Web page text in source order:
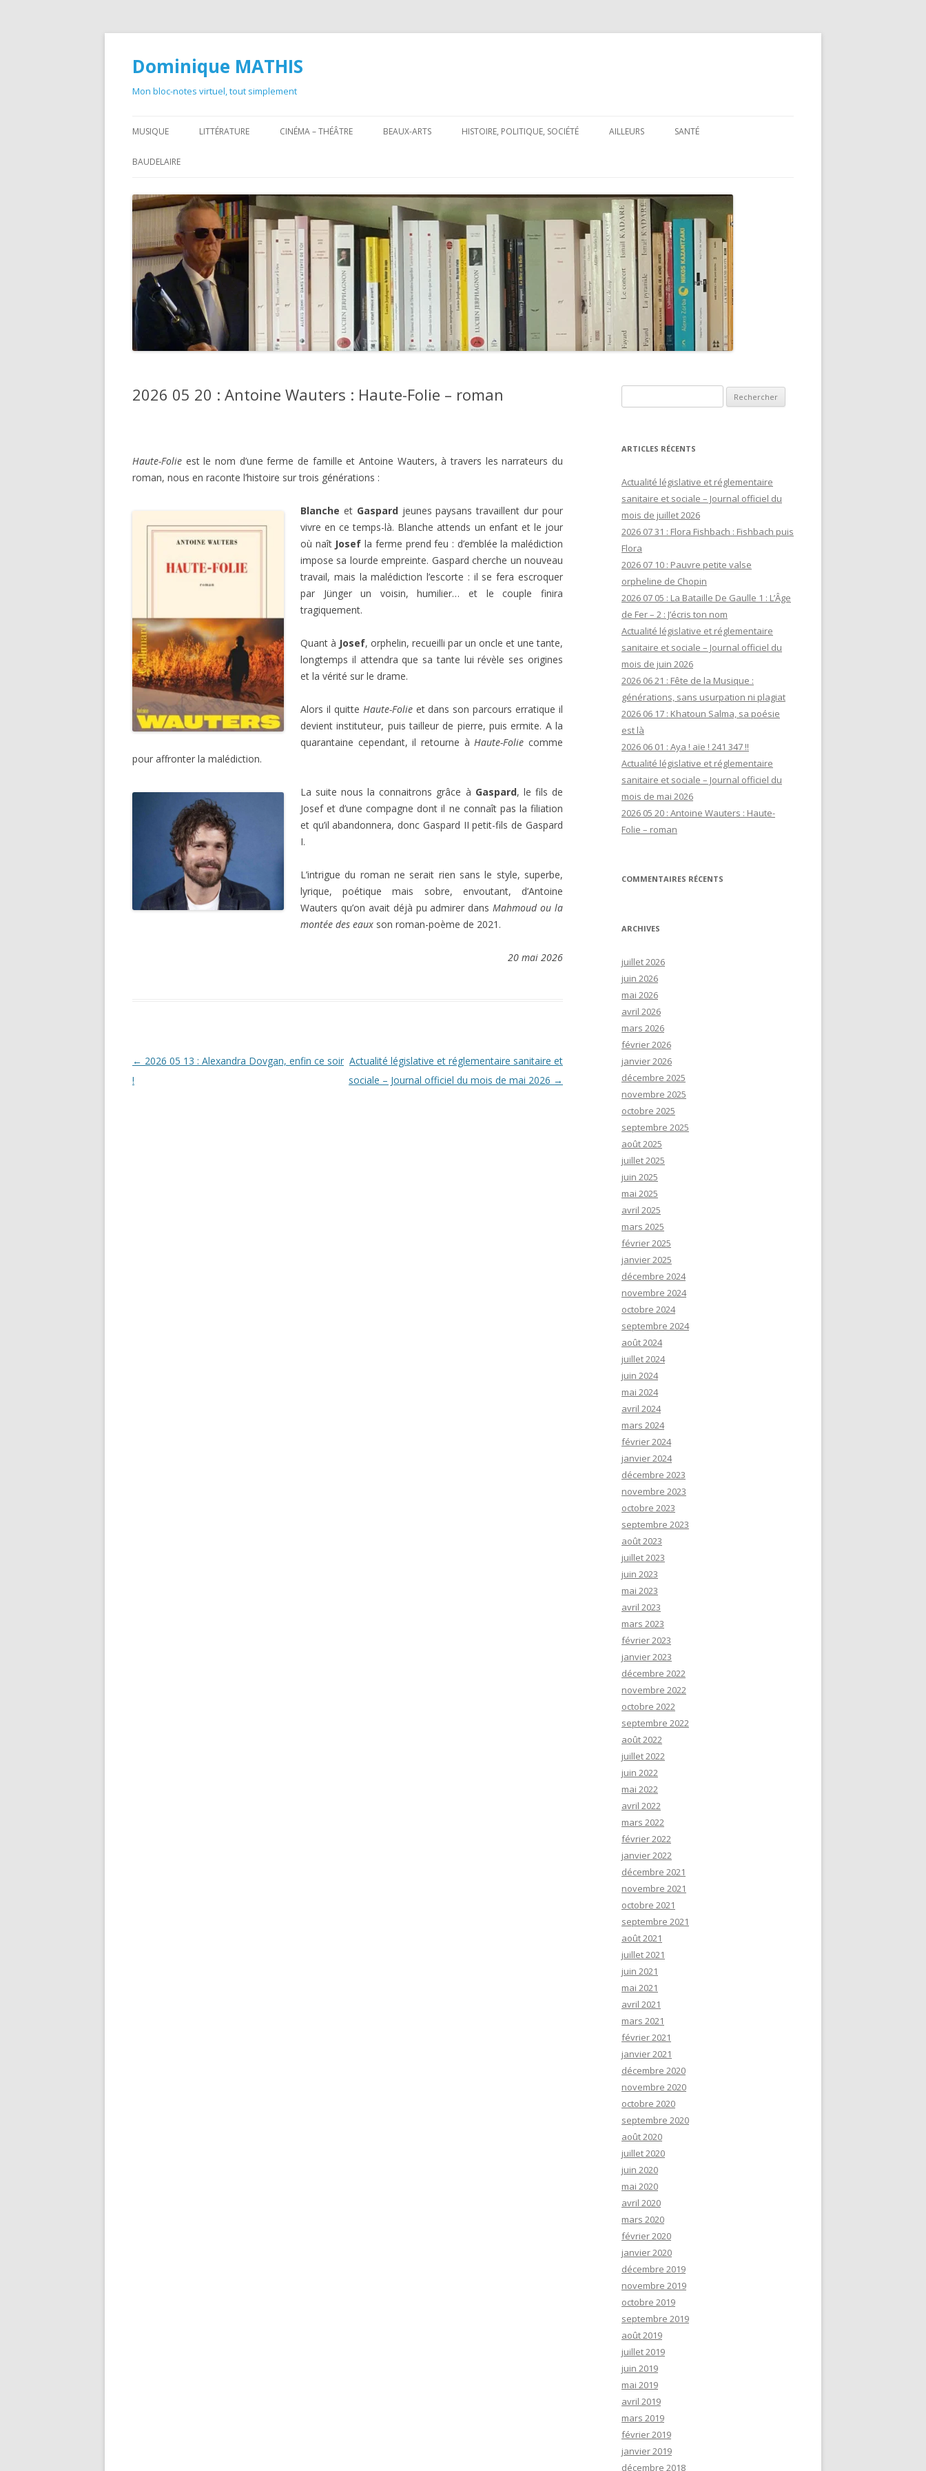
Dominique MATHIS
Mon bloc-notes virtuel, tout simplement
au
contenu
MUSIQUE LITTÉRATURE CINÉMA – THÉÂTRE BEAUX-ARTS HISTOIRE, POLITIQUE, SOCIÉTÉ AILLEURS SANTÉ
SANTÉ : RUBRIQUE LÉGISLATIVE &
RÉGLEMENTAIRE
MON PARCOURS
BAUDELAIRE
2026 05 20 : Antoine Wauters : Haute-Folie – roman
Haute-Folie est le nom d’une ferme de famille et Antoine Wauters, à travers les narrateurs du
roman, nous en raconte l’histoire sur trois générations :
Blanche et Gaspardjeunes paysans travaillent dur pour
vivre en ce temps-là. Blanche attends un enfant et le jour
où naît Josef la ferme prend feu : d’emblée la malédiction
impose sa lourde empreinte. Gaspard cherche un nouveau
travail, mais la malédiction l’escorte : il se fera escroquer
par Jünger un voisin, humilier… et le couple finira
tragiquement.
Quant à Josef, orphelin, recueilli par un oncle et une tante,
longtemps il attendra que sa tante lui révèle ses origines
et la vérité sur le drame.
Alors il quitte Haute-Folieet dans son parcours erratique il
devient instituteur, puis tailleur de pierre, puis ermite. A la
quarantaine cependant, il retourne àHaute-Folie comme
pour affronter la malédiction.
La suite nous la connaitrons grâce à Gaspard, le fils de
Josef et d’une compagne dont il ne connaît pas la filiation
et qu’il abandonnera, donc Gaspard II petit-fils de Gaspard
I.
L’intrigue du roman ne serait rien sans le style, superbe,
lyrique, poétique mais sobre, envoutant, d’Antoine
Wauters qu’on avait déjà pu admirer dansMahmoud ou la
montée des eaux son roman-poème de 2021.
20 mai 2026
Navigation
des
← 2026 05 13 : Alexandra Dovgan, enfin ce soir
!
Actualité législative et réglementaire sanitaire et
sociale – Journal officiel du mois de mai 2026 →
ARTICLES RÉCENTS
Actualité législative et réglementaire
sanitaire et sociale – Journal officiel du
mois de juillet 2026
2026 07 31 : Flora Fishbach : Fishbach puis
Flora
2026 07 10 : Pauvre petite valse
orpheline de Chopin
2026 07 05 : La Bataille De Gaulle 1 : L’Âge
de Fer – 2 : J’écris ton nom
Actualité législative et réglementaire
sanitaire et sociale – Journal officiel du
mois de juin 2026
2026 06 21 : Fête de la Musique :
générations, sans usurpation ni plagiat
2026 06 17 : Khatoun Salma, sa poésie
est là
2026 06 01 : Aya ! aïe ! 241 347 !!
Actualité législative et réglementaire
sanitaire et sociale – Journal officiel du
mois de mai 2026
2026 05 20 : Antoine Wauters : Haute-
Folie – roman
COMMENTAIRES RÉCENTS
ARCHIVES
juillet 2026
juin 2026
mai 2026
avril 2026
mars 2026
février 2026
janvier 2026
décembre 2025
novembre 2025
octobre 2025
septembre 2025
août 2025
juillet 2025
juin 2025
mai 2025
avril 2025
mars 2025
février 2025
janvier 2025
décembre 2024
novembre 2024
octobre 2024
septembre 2024
août 2024
juillet 2024
juin 2024
mai 2024
avril 2024
mars 2024
février 2024
janvier 2024
décembre 2023
novembre 2023
octobre 2023
septembre 2023
août 2023
juillet 2023
juin 2023
mai 2023
avril 2023
mars 2023
février 2023
janvier 2023
décembre 2022
novembre 2022
octobre 2022
septembre 2022
août 2022
juillet 2022
juin 2022
mai 2022
avril 2022
mars 2022
février 2022
janvier 2022
décembre 2021
novembre 2021
octobre 2021
septembre 2021
août 2021
juillet 2021
juin 2021
mai 2021
avril 2021
mars 2021
février 2021
janvier 2021
décembre 2020
novembre 2020
octobre 2020
septembre 2020
août 2020
juillet 2020
juin 2020
mai 2020
avril 2020
mars 2020
février 2020
janvier 2020
décembre 2019
novembre 2019
octobre 2019
septembre 2019
août 2019
juillet 2019
juin 2019
mai 2019
avril 2019
mars 2019
février 2019
janvier 2019
décembre 2018